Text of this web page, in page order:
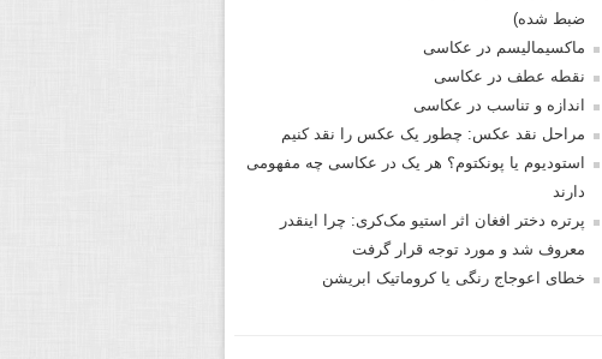
ضبط شده)
ماکسیمالیسم در عکاسی
نقطه عطف در عکاسی
اندازه و تناسب در عکاسی
مراحل نقد عکس: چطور یک عکس را نقد کنیم
استودیوم یا پونکتوم؟ هر یک در عکاسی چه مفهومی
دارند
پرتره دختر افغان اثر استیو مک‌کری: چرا اینقدر
معروف شد و مورد توجه قرار گرفت
خطای اعوجاج رنگی یا کروماتیک ابریشن